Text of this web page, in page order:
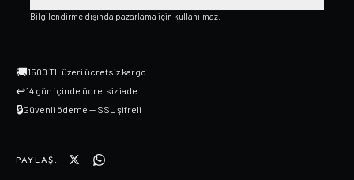
Bilgilendirme dışında pazarlama için kullanılmaz.
🚚1500 TL üzeri ücretsiz kargo
↩14 gün içinde ücretsiz iade
🔒Güvenli ödeme — SSL şifreli
PAYLAŞ: